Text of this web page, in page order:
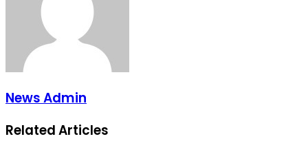
News Admin
Related Articles